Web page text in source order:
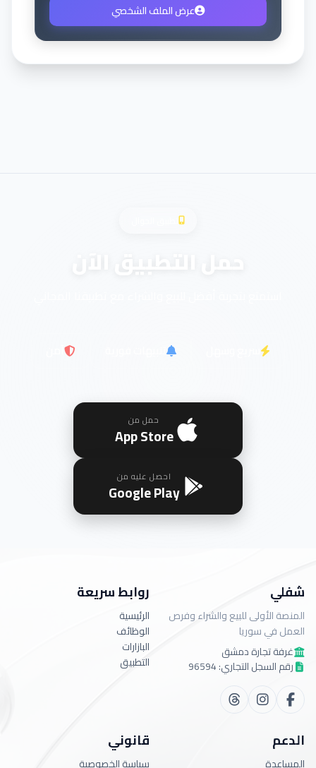
عرض الملف الشخصي
حمل التطبيق الآن
حمل من
App Store
احصل عليه من
Google Play
شفلي
المنصة الأولى للبيع والشراء وفرص
العمل في سوريا
غرفة تجارة دمشق
رقم السجل التجاري: 96594
روابط سريعة
الرئيسية
الوظائف
البازارات
التطبيق
الدعم
المساعدة
قانوني
سياسة الخصوصية